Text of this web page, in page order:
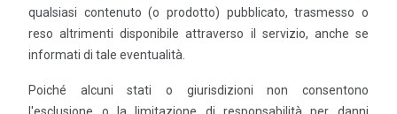
qualsiasi contenuto (o prodotto) pubblicato, trasmesso o
reso altrimenti disponibile attraverso il servizio, anche se
informati di tale eventualità.
Poiché alcuni stati o giurisdizioni non consentono